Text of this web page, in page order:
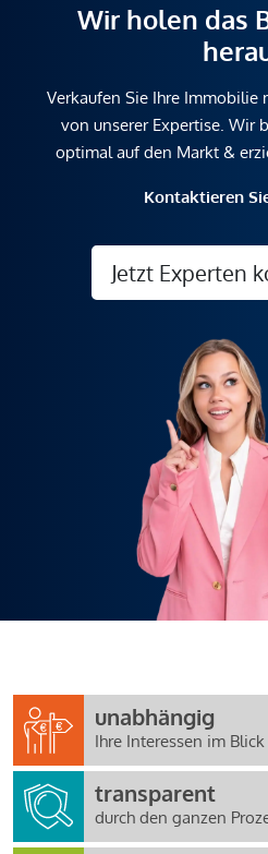
Wir holen das
Verkaufen Sie Ihre Immobilie
von unserer Expertise. Wir
optimal auf den Markt &
Kontaktieren
Jetzt Experten
unabhängig
Ihre Interessen im Blick
transparent
durch den ganzen